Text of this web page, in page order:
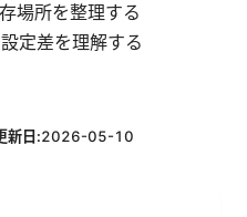
場所を整理する
定差を理解する
新日:2026-05-10